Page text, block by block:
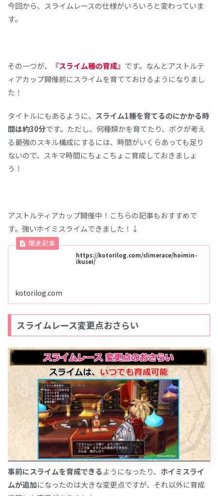
今回から、スライムレースの仕様がいろいろと変わっていま
す。
その一つが、 『スライム種の育成』 です。なんとアストルテ
ィアカップ開催前にスライムを育てておけるようになりまし
た！
タイトルにもあるように、 スライム1種を育てるのにかかる時
間は約30分です。ただし、何種類かを育てたり、ボクが考え
る最強のスキル構成にするには、時間がいくらあっても足り
ないので、スキマ時間にちょこちょこ育成しておきましょ
う！
アストルティアカップ開催中！こちらの記事もおすすめで
す。強いホイミスライムできました！↓
https://kotorilog.com/slimerace/hoimin-
ikusei/
kotorilog.com
スライムレース変更点おさらい
事前にスライムを育成できるようになったり、 ホイミスライ
ムが追加になったのは大きな変更点ですが、それ以外に育成